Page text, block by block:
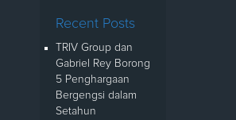
Recent Posts
TRIV Group dan
Gabriel Rey Borong
5 Penghargaan
Bergengsi dalam
Setahun